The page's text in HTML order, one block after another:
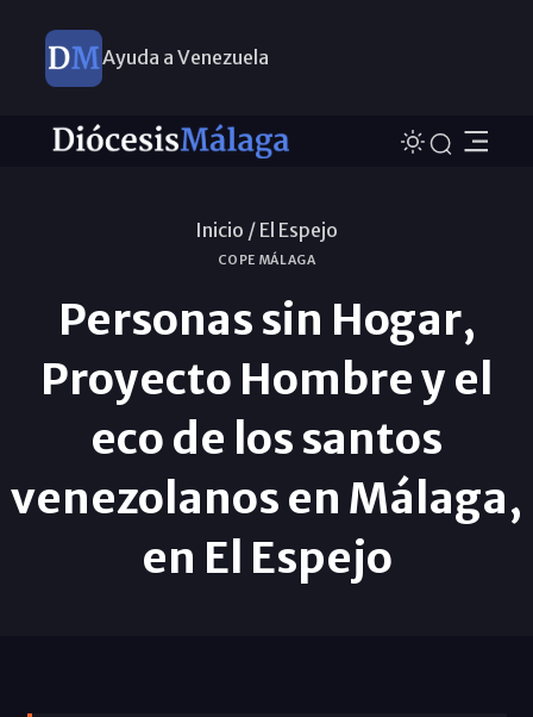
Ayuda a Venezuela
Inicio / El Espejo
COPE MÁLAGA
Personas sin Hogar,
Proyecto Hombre y el
eco de los santos
venezolanos en Málaga,
en El Espejo